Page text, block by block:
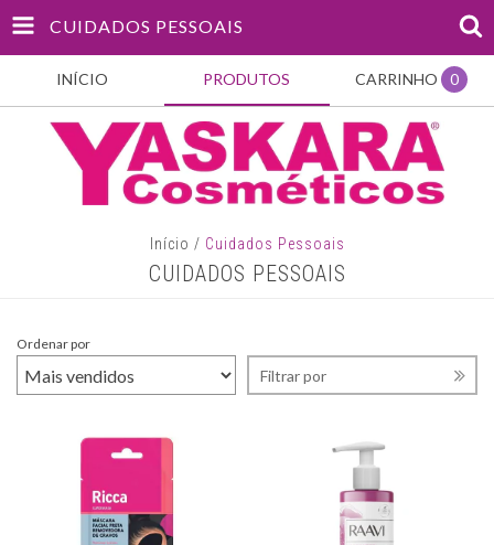
CUIDADOS PESSOAIS
INÍCIO PRODUTOS CARRINHO 0
Início / Cuidados Pessoais
CUIDADOS PESSOAIS
Ordenar por
Filtrar por